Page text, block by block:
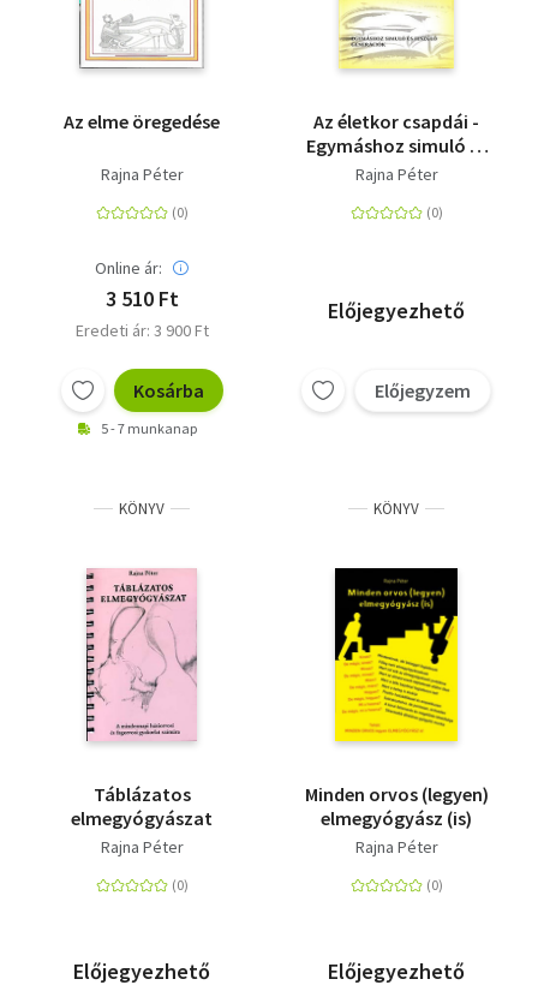
Az elme öregedése
Rajna Péter
Online ár:
3 510 Ft
Eredeti ár: 3 900 Ft
Kosárba
5 - 7 munkanap
Az életkor csapdái -
Egymáshoz simuló és
feszülő generációk
Rajna Péter
Előjegyezhető
Előjegyzem
KÖNYV
Táblázatos
elmegyógyászat
Rajna Péter
Előjegyezhető
KÖNYV
Minden orvos (legyen)
elmegyógyász (is)
Rajna Péter
Előjegyezhető